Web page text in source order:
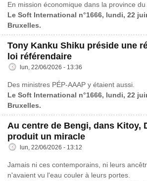
En mission économique dans la province
Le Soft International n°1666, lundi, 22
Bruxelles.
Tony Kanku Shiku préside une
loi référendaire
lun, 22/06/2026 - 13:36
Des ministres PÉP-AAAP y étaient aussi.
Le Soft International n°1666, lundi, 22
Bruxelles.
Au centre de Bengi, dans Kitoy,
produit un miracle
lun, 22/06/2026 - 13:12
Jamais ni ces contemporains, ni leurs
n'avaient vu l'eau couler à leurs portes.